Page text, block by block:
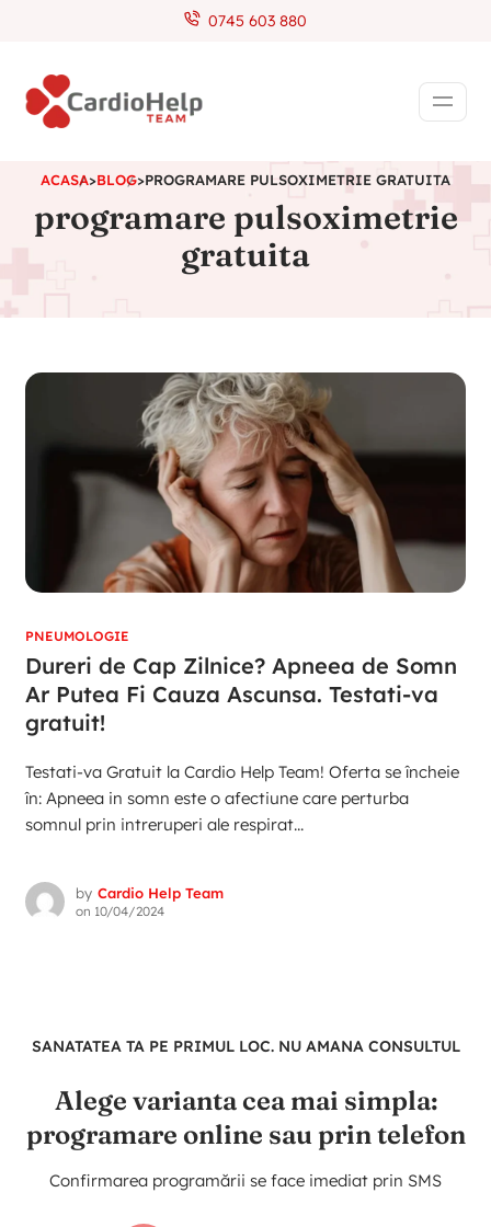
0745 603 880
ACASA>BLOG>PROGRAMARE PULSOXIMETRIE GRATUITA
programare pulsoximetrie
gratuita
PNEUMOLOGIE
Dureri de Cap Zilnice? Apneea de Somn
Ar Putea Fi Cauza Ascunsa. Testati-va
gratuit!
Testati-va Gratuit la Cardio Help Team! Oferta se încheie
în: Apneea in somn este o afectiune care perturba
somnul prin intreruperi ale respirat...
by Cardio Help Team
on 10/04/2024
SANATATEA TA PE PRIMUL LOC. NU AMANA CONSULTUL
Alege varianta cea mai simpla:
programare online sau prin telefon
Confirmarea programării se face imediat prin SMS